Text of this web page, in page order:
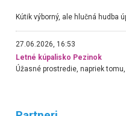
27.06.2026, 16:53
Letné kúpalisko Pezinok